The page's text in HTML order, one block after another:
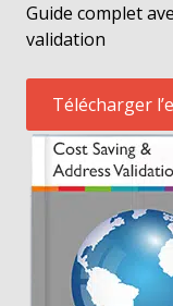
Guide complet
validation
Télécharger